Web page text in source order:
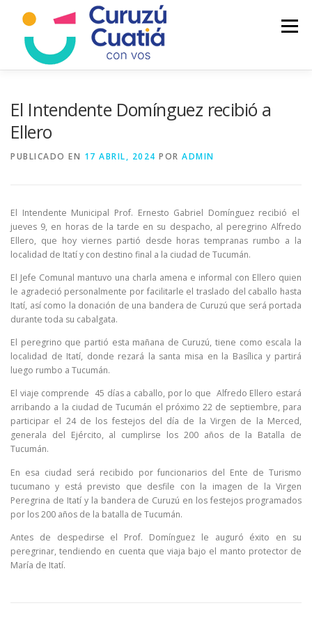
contenido
Menú
El Intendente Domínguez recibió a
Ellero
PUBLICADO EN 17 ABRIL, 2024 POR ADMIN
El Intendente Municipal Prof. Ernesto Gabriel Domínguez recibió el
jueves 9, en horas de la tarde en su despacho, al peregrino Alfredo
Ellero, que hoy viernes partió desde horas tempranas rumbo a la
localidad de Itatí y con destino final a la ciudad de Tucumán.
El Jefe Comunal mantuvo una charla amena e informal con Ellero quien
le agradeció personalmente por facilitarle el traslado del caballo hasta
Itatí, así como la donación de una bandera de Curuzú que será portada
durante toda su cabalgata.
El peregrino que partió esta mañana de Curuzú, tiene como escala la
localidad de Itatí, donde rezará la santa misa en la Basílica y partirá
luego rumbo a Tucumán.
El viaje comprende 45 días a caballo, por lo que Alfredo Ellero estará
arribando a la ciudad de Tucumán el próximo 22 de septiembre, para
participar el 24 de los festejos del día de la Virgen de la Merced,
generala del Ejército, al cumplirse los 200 años de la Batalla de
Tucumán.
En esa ciudad será recibido por funcionarios del Ente de Turismo
tucumano y está previsto que desfile con la imagen de la Virgen
Peregrina de Itatí y la bandera de Curuzú en los festejos programados
por los 200 años de la batalla de Tucumán.
Antes de despedirse el Prof. Domínguez le auguró éxito en su
peregrinar, tendiendo en cuenta que viaja bajo el manto protector de
María de Itatí.